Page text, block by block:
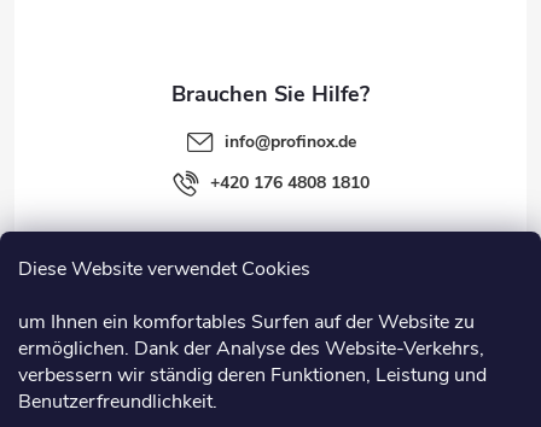
Diese Website verwendet Cookies
um Ihnen ein komfortables Surfen auf der Website zu
ermöglichen. Dank der Analyse des Website-Verkehrs,
verbessern wir ständig deren Funktionen, Leistung und
Benutzerfreundlichkeit.
Information
info@profinox.de
+420 176 4808 1810